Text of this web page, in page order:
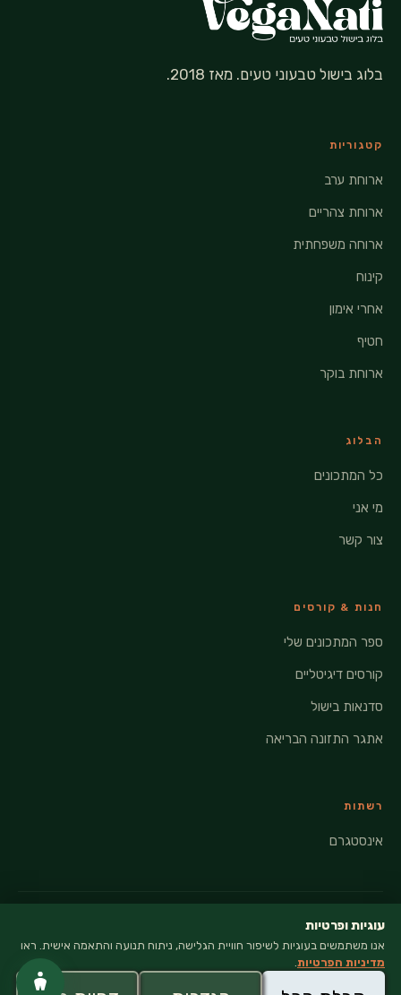
בלוג בישול טבעוני טעים. מאז 2018.
קטגוריות
ארוחת ערב
ארוחת צהריים
ארוחה משפחתית
קינוח
אחרי אימון
חטיף
ארוחת בוקר
הבלוג
כל המתכונים
מי אני
צור קשר
חנות & קורסים
ספר המתכונים שלי
קורסים דיגיטליים
סדנאות בישול
אתגר התזונה הבריאה
רשתות
אינסטגרם
© 2026 VEGANATI · כל הזכויות שמורות
עוגיות ופרטיות
אנו משתמשים בעוגיות לשיפור חוויית הגלישה, ניתוח תנועה והתאמה אישית. ראו
מדיניות הפרטיות.